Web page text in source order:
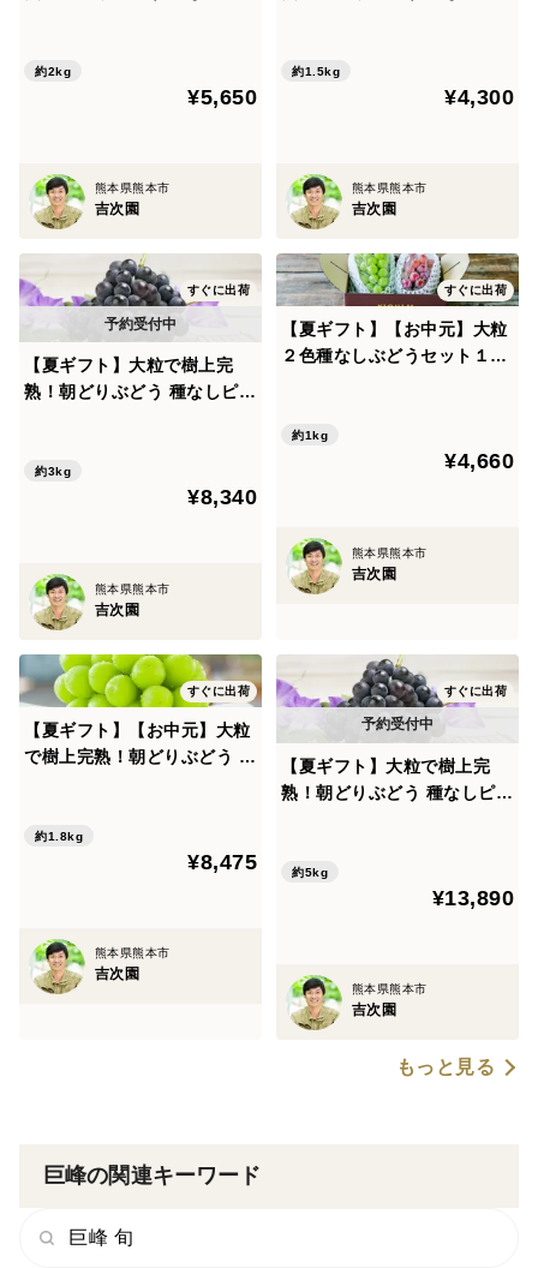
約2kg
¥5,650
熊本県熊本市
吉次園
約1.5kg
¥4,300
熊本県熊本市
吉次園
すぐに出荷
【夏ギフト】大粒で樹上完
熟！朝どりぶどう 種なしピオ
約3kg
¥8,340
熊本県熊本市
吉次園
すぐに出荷
【夏ギフト】【お中元】大粒
２色種なしぶどうセット１０
ル箱】
約1kg
¥4,660
熊本県熊本市
吉次園
すぐに出荷
【夏ギフト】【お中元】大粒
で樹上完熟！朝どりぶどう シ
g】
約1.8kg
¥8,475
熊本県熊本市
吉次園
すぐに出荷
【夏ギフト】大粒で樹上完
熟！朝どりぶどう 種なしピオ
約5kg
¥13,890
熊本県熊本市
吉次園
もっと見る
巨峰の関連キーワード
巨峰 旬